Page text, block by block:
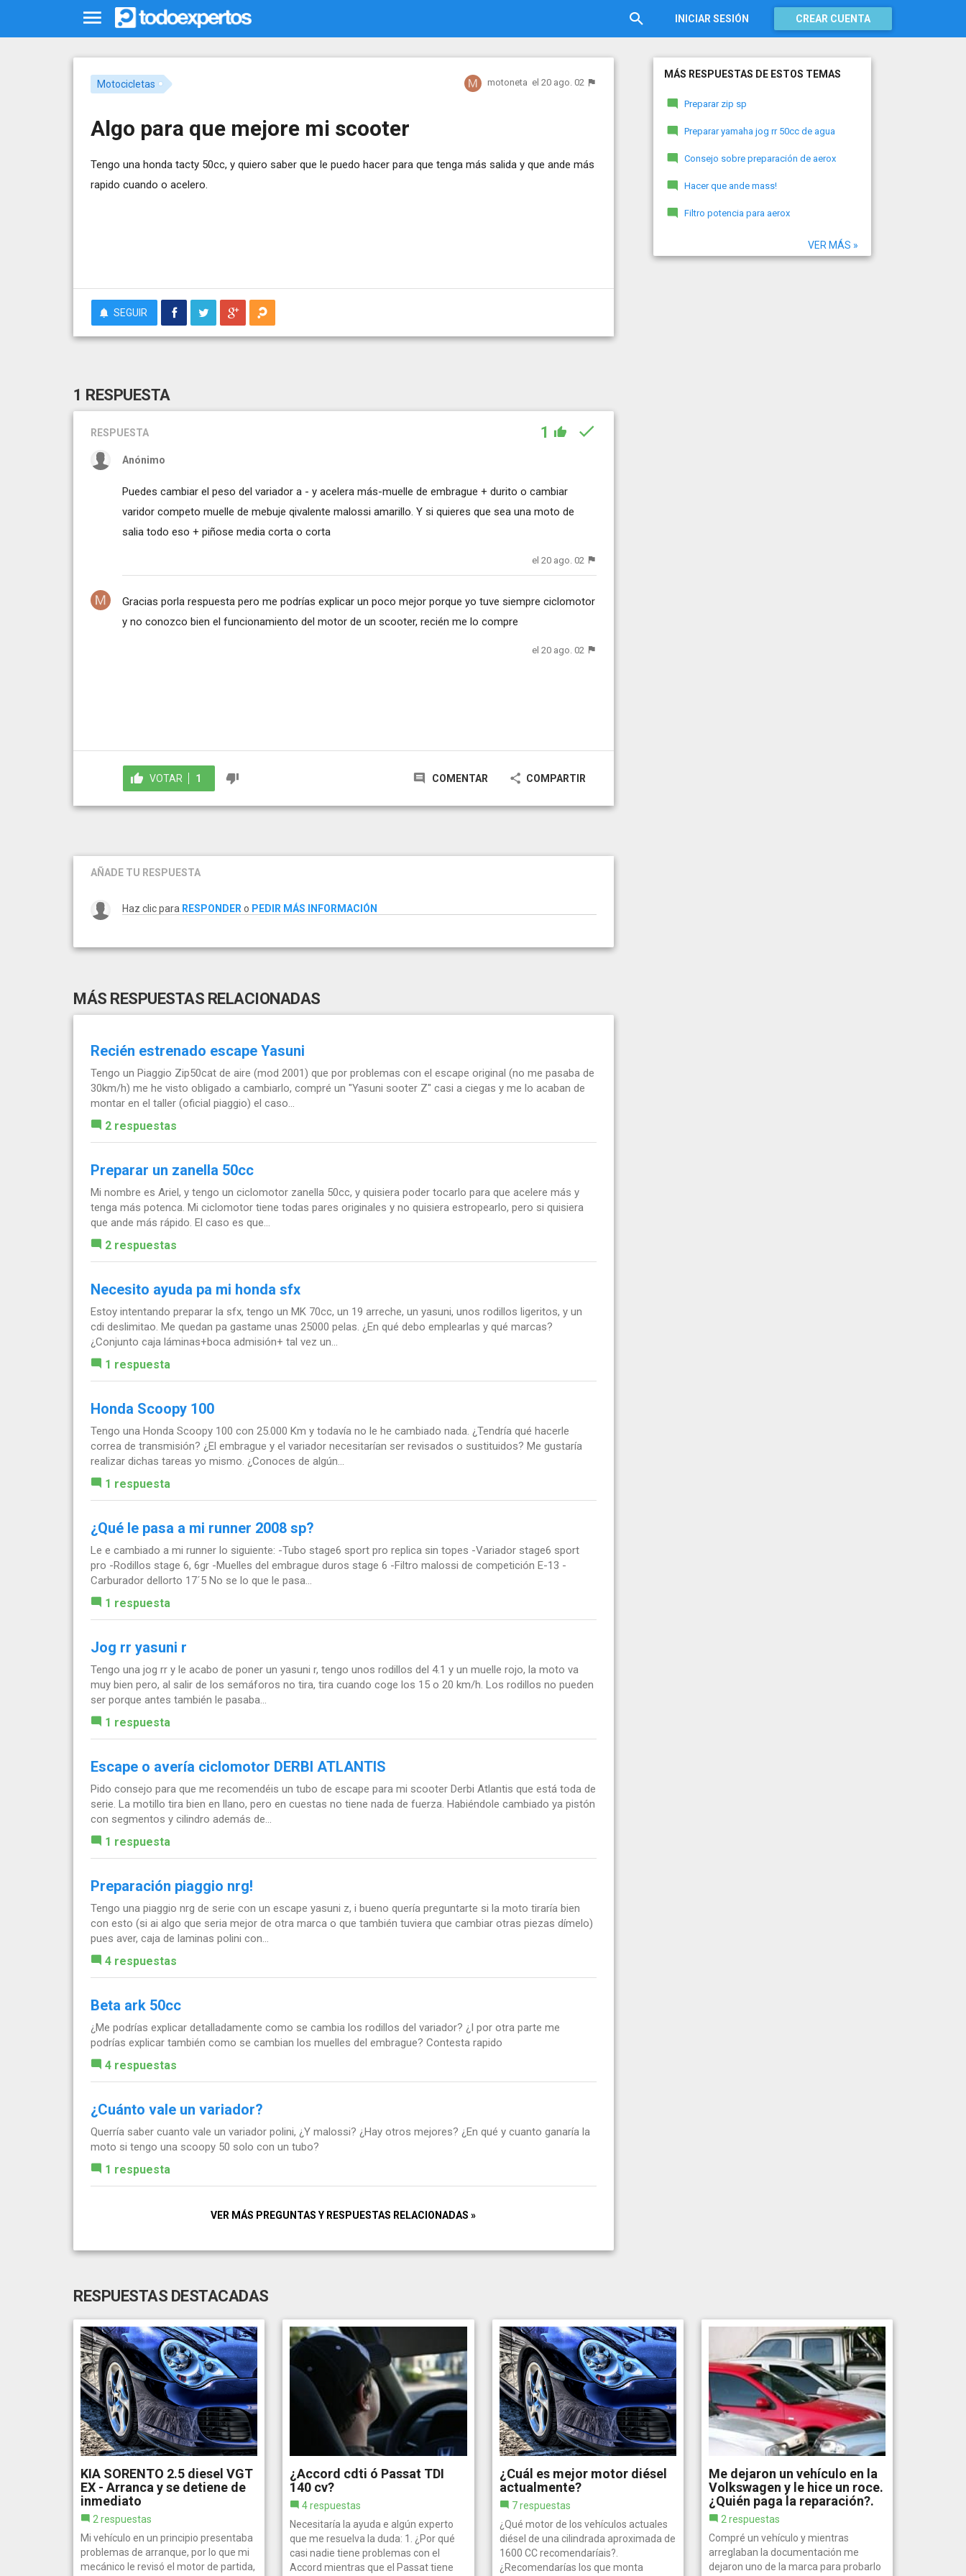
INICIAR SESIÓN CREAR CUENTA
Motocicletas motoneta el 20 ago. 02
Algo para que mejore mi scooter
Tengo una honda tacty 50cc, y quiero saber que le puedo hacer para que tenga más salida y que ande más
rapido cuando o acelero.
SEGUIR
1 RESPUESTA
RESPUESTA 1
Anónimo
Puedes cambiar el peso del variador a - y acelera más-muelle de embrague + durito o cambiar
varidor competo muelle de mebuje qivalente malossi amarillo. Y si quieres que sea una moto de
salia todo eso + piñose media corta o corta
el 20 ago. 02
Gracias porla respuesta pero me podrías explicar un poco mejor porque yo tuve siempre ciclomotor
y no conozco bien el funcionamiento del motor de un scooter, recién me lo compre
el 20 ago. 02
VOTAR 1 COMENTAR COMPARTIR
AÑADE TU RESPUESTA
Haz clic para RESPONDERo PEDIR MÁS INFORMACIÓN
MÁS RESPUESTAS RELACIONADAS
Recién estrenado escape Yasuni
Tengo un Piaggio Zip50cat de aire (mod 2001) que por problemas con el escape original (no me pasaba de
30km/h) me he visto obligado a cambiarlo, compré un "Yasuni sooter Z" casi a ciegas y me lo acaban de
montar en el taller (oficial piaggio) el caso...
2 respuestas
Preparar un zanella 50cc
Mi nombre es Ariel, y tengo un ciclomotor zanella 50cc, y quisiera poder tocarlo para que acelere más y
tenga más potenca. Mi ciclomotor tiene todas pares originales y no quisiera estropearlo, pero si quisiera
que ande más rápido. El caso es que...
2 respuestas
Necesito ayuda pa mi honda sfx
Estoy intentando preparar la sfx, tengo un MK 70cc, un 19 arreche, un yasuni, unos rodillos ligeritos, y un
cdi deslimitao. Me quedan pa gastame unas 25000 pelas. ¿En qué debo emplearlas y qué marcas?
¿Conjunto caja láminas+boca admisión+ tal vez un...
1 respuesta
Honda Scoopy 100
Tengo una Honda Scoopy 100 con 25.000 Km y todavía no le he cambiado nada. ¿Tendría qué hacerle
correa de transmisión? ¿El embrague y el variador necesitarían ser revisados o sustituidos? Me gustaría
realizar dichas tareas yo mismo. ¿Conoces de algún...
1 respuesta
¿Qué le pasa a mi runner 2008 sp?
Le e cambiado a mi runner lo siguiente: -Tubo stage6 sport pro replica sin topes -Variador stage6 sport
pro -Rodillos stage 6, 6gr -Muelles del embrague duros stage 6 -Filtro malossi de competición E-13 -
Carburador dellorto 17´5 No se lo que le pasa...
1 respuesta
Jog rr yasuni r
Tengo una jog rr y le acabo de poner un yasuni r, tengo unos rodillos del 4.1 y un muelle rojo, la moto va
muy bien pero, al salir de los semáforos no tira, tira cuando coge los 15 o 20 km/h. Los rodillos no pueden
ser porque antes también le pasaba...
1 respuesta
Escape o avería ciclomotor DERBI ATLANTIS
Pido consejo para que me recomendéis un tubo de escape para mi scooter Derbi Atlantis que está toda de
serie. La motillo tira bien en llano, pero en cuestas no tiene nada de fuerza. Habiéndole cambiado ya pistón
con segmentos y cilindro además de...
1 respuesta
Preparación piaggio nrg!
Tengo una piaggio nrg de serie con un escape yasuni z, i bueno quería preguntarte si la moto tiraría bien
con esto (si ai algo que seria mejor de otra marca o que también tuviera que cambiar otras piezas dímelo)
pues aver, caja de laminas polini con...
4 respuestas
Beta ark 50cc
¿Me podrías explicar detalladamente como se cambia los rodillos del variador? ¿I por otra parte me
podrías explicar también como se cambian los muelles del embrague? Contesta rapido
4 respuestas
¿Cuánto vale un variador?
Querría saber cuanto vale un variador polini, ¿Y malossi? ¿Hay otros mejores? ¿En qué y cuanto ganaría la
moto si tengo una scoopy 50 solo con un tubo?
1 respuesta
VER MÁS PREGUNTAS Y RESPUESTAS RELACIONADAS »
MÁS RESPUESTAS DE ESTOS TEMAS
Preparar zip sp
Preparar yamaha jog rr 50cc de agua
Consejo sobre preparación de aerox
Hacer que ande mass!
Filtro potencia para aerox
VER MÁS »
RESPUESTAS DESTACADAS
KIA SORENTO 2.5 diesel VGT
EX - Arranca y se detiene de
inmediato
2 respuestas
Mi vehículo en un principio presentaba
problemas de arranque, por lo que mi
mecánico le revisó el motor de partida,
¿Accord cdti ó Passat TDI
140 cv?
4 respuestas
Necesitaría la ayuda e algún experto
que me resuelva la duda: 1. ¿Por qué
casi nadie tiene problemas con el
Accord mientras que el Passat tiene
¿Cuál es mejor motor diésel
actualmente?
7 respuestas
¿Qué motor de los vehículos actuales
diésel de una cilindrada aproximada de
1600 CC recomendaríais?.
¿Recomendarías los que monta
Me dejaron un vehículo en la
Volkswagen y le hice un roce.
¿Quién paga la reparación?.
2 respuestas
Compré un vehículo y mientras
arreglaban la documentación me
dejaron uno de la marca para probarlo